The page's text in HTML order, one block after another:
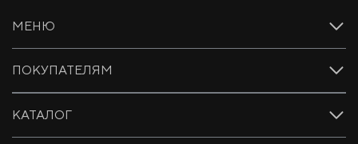
КАТАЛОГ
ПОКУПАТЕЛЯМ
МЕНЮ